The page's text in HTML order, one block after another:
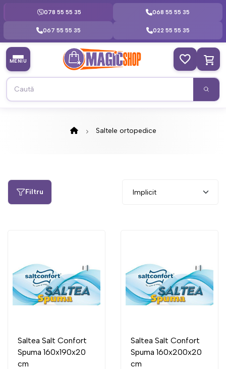
078 55 55 35 068 55 55 35
067 55 55 35 022 55 55 35
MENIU
Saltele ortopedice
Filtru
Saltea Salt Confort
Spuma 160x190x20
cm
Saltea Salt Confort
Spuma 160x200x20
cm